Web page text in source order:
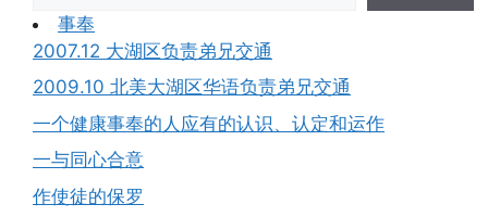
事奉
2007.12 大湖区负责弟兄交通
2009.10 北美大湖区华语负责弟兄交通
一个健康事奉的人应有的认识、认定和运作
一与同心合意
作使徒的保罗